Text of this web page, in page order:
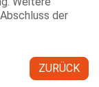
der
ZURÜCK